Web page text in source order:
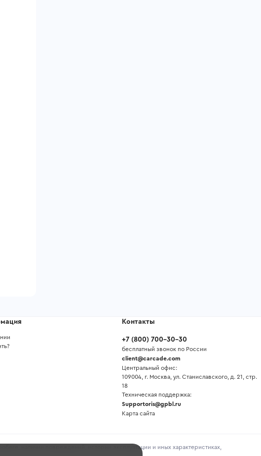
Контакты
+7 (800) 700-30-30
бесплатный звонок по России
client@carcade.com
Центральный офис:
109004, г. Москва, ул. Станиславского, д. 21, стр.
18
Техническая поддержка:
Supportoris@gpbl.ru
Карта сайта
наличии повреждений, истории эксплуатации и иных характеристиках,